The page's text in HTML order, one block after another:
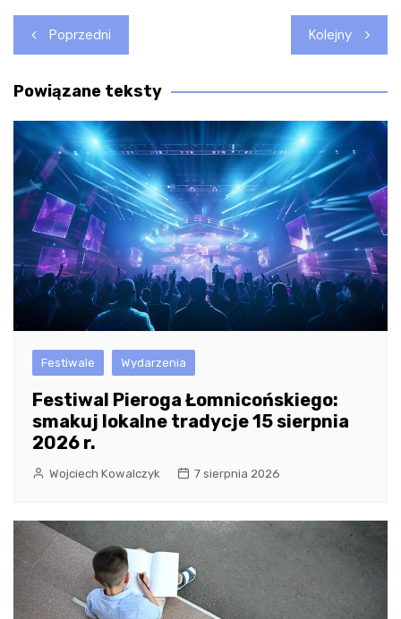
Nawigacja
wpisu
Poprzedni Kolejny
Powiązane teksty
Festiwale Wydarzenia
Festiwal Pieroga Łomnicońskiego:
smakuj lokalne tradycje 15 sierpnia
2026 r.
Wojciech Kowalczyk 7 sierpnia 2026